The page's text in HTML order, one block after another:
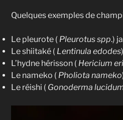
Quelques exemples de
Le pleurote ( Pleurotus spp.)
Le shiitaké ( Lentinula edodes)
L’hydne hérisson ( Hericium
Le nameko ( Pholiota nameko
Le réishi ( Gonoderma
Je hais les
recevrez des
champignons.
instant.